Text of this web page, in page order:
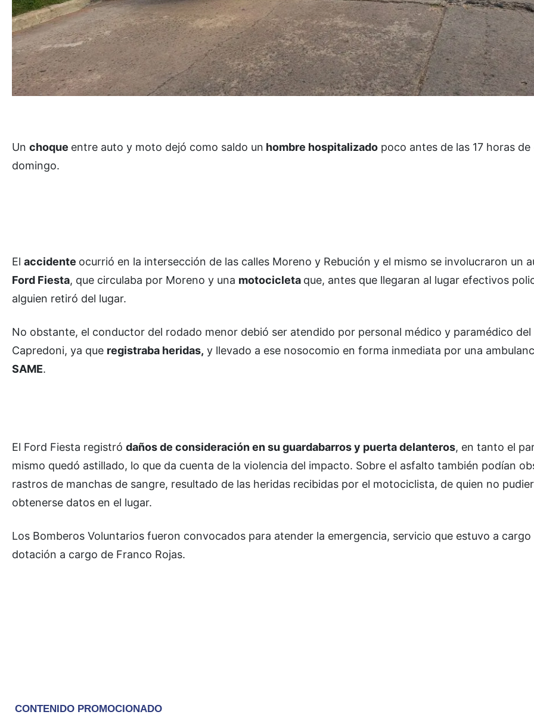
Un choque entre auto y moto dejó como saldo un hombre hospitalizado poco antes de las 17 horas de
domingo.
El accidente ocurrió en la intersección de las calles Moreno y Rebución y el mismo se involucraron un
Ford Fiesta, que circulaba por Moreno y una motocicleta que, antes que llegaran al lugar efectivos
alguien retiró del lugar.
No obstante, el conductor del rodado menor debió ser atendido por personal médico y paramédico del
Capredoni, ya que registraba heridas, y llevado a ese nosocomio en forma inmediata por una
SAME.
El Ford Fiesta registró daños de consideración en su guardabarros y puerta delanteros, en tanto el
mismo quedó astillado, lo que da cuenta de la violencia del impacto. Sobre el asfalto también podían
rastros de manchas de sangre, resultado de las heridas recibidas por el motociclista, de quien no
obtenerse datos en el lugar.
Los Bomberos Voluntarios fueron convocados para atender la emergencia, servicio que estuvo a cargo
dotación a cargo de Franco Rojas.